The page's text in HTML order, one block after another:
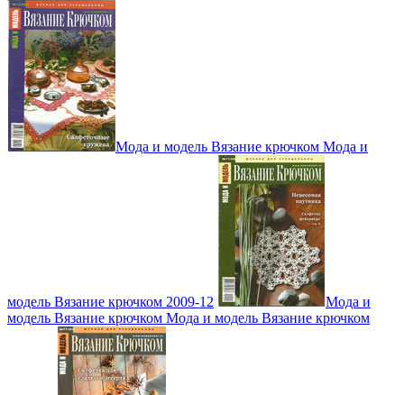
Мода и модель Вязание крючком Мода и
модель Вязание крючком 2009-12
Мода и
модель Вязание крючком Мода и модель Вязание крючком